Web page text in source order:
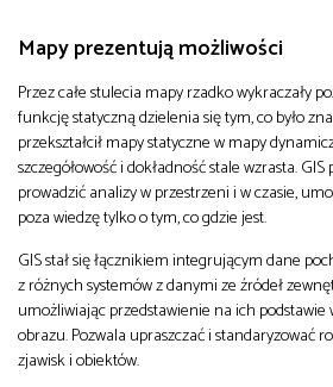
Mapy prezentują możliwości
Przez całe stulecia mapy rzadko wykraczały
funkcję statyczną dzielenia się tym, co było
przekształcił mapy statyczne w mapy
szczegółowość i dokładność stale wzrasta.
prowadzić analizy w przestrzeni i w czasie,
poza wiedzę tylko o tym, co gdzie jest.
GIS stał się łącznikiem integrującym dane
z różnych systemów z danymi ze źródeł
umożliwiając przedstawienie na ich podstawie
obrazu. Pozwala upraszczać i standaryzować
zjawisk i obiektów.